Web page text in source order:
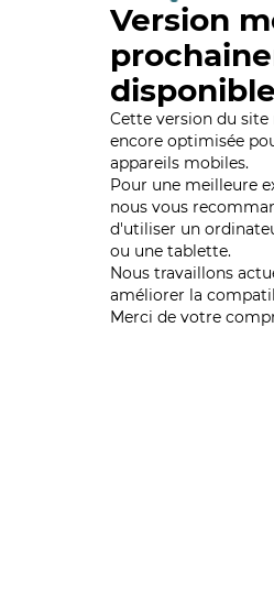
Version
disponible
Cette version du site
encore optimisée
appareils mobiles.
Pour une meilleure
nous vous
d'utiliser un
ou une tablette.
Nous travaillons
améliorer la
Merci de votre